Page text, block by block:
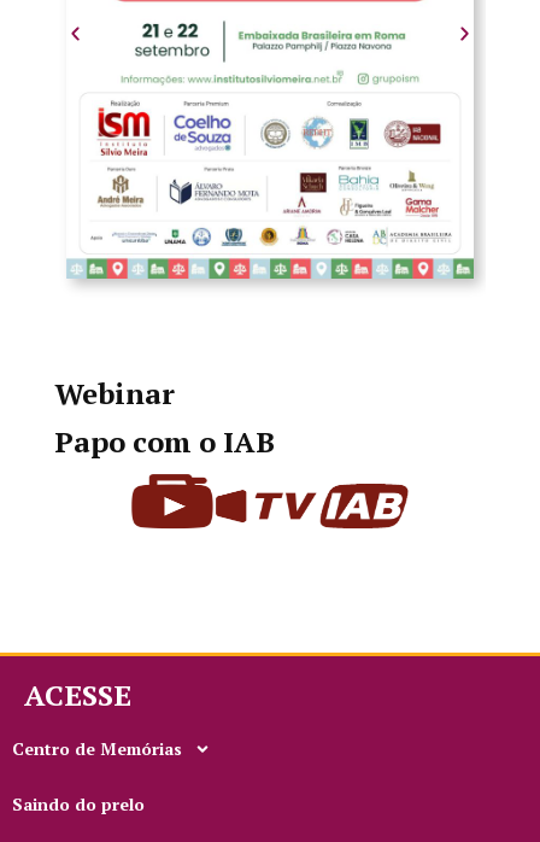
Webinar
Papo com o IAB
ACESSE
Centro de Memórias
Saindo do prelo